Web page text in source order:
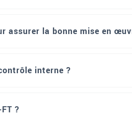
la bonne mise en
interne ?
?